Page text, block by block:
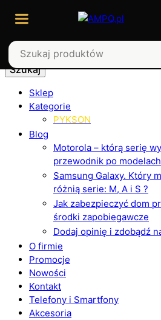
Szukaj
Sklep
Kategorie
PYKSON
Blog
Motorola – którą serię
przewodnik po modelach
Samsung Galaxy. Który
różnią serie: M, A i S ?
Jak zabezpieczyć dom
środki zapobiegawcze
Dodaj opinię i zdobądź
O firmie
Promocje
Nowości
Kontakt
Telefony i Smartfony
Akcesoria